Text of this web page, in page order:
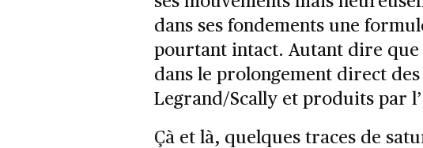
dans ses fondements une
pourtant intact. Autant dire que
dans le prolongement direct des
Legrand/Scally et produits par
Çà et là, quelques traces de